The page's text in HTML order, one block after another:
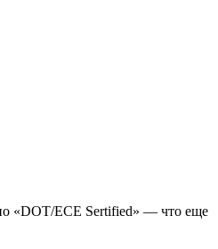
«DOT/ECE Sertified» — что еще